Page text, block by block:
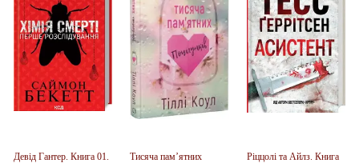
Девід Гантер. Книга 01.
Тисяча пам’ятних
Ріццолі та Айлз. Книга